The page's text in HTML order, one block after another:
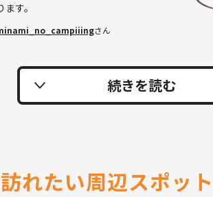
す。
さん
れたい周辺スポット